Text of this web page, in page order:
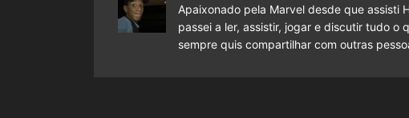
Apaixonado pela Marvel desde que assisti
passei a ler, assistir, jogar e discutir tudo o
sempre quis compartilhar com outras